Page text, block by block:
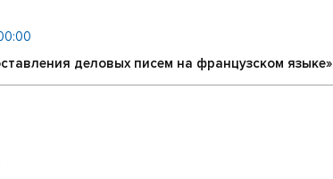
деловых писем на французском языке»